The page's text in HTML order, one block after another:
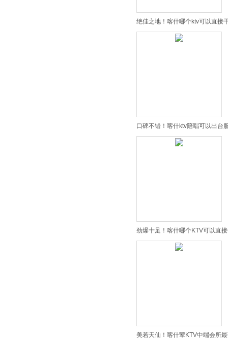
绝佳之地！喀什哪个ktv可以直接
口碑不错！喀什ktv陪唱可以出台
劲爆十足！喀什哪个KTV可以直
美若天仙！喀什荤KTV中端会所